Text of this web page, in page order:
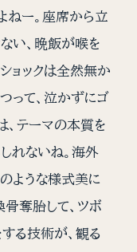
ねー。座席から立
い、晩飯が喉を
ョックは全然無か
って、泣かずにゴ
テーマの本質を
れないね。海外
ような様式美に
奪胎して、ツボ
る技術が、観る